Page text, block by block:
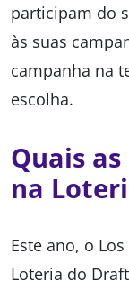
participam do
às suas
campanha na
escolha.
Quais
na
Este ano, o
Loteria do